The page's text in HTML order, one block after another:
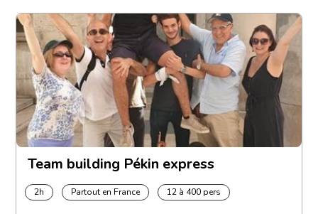
Team building Pékin express
2h Partout en France 12 à 400 pers